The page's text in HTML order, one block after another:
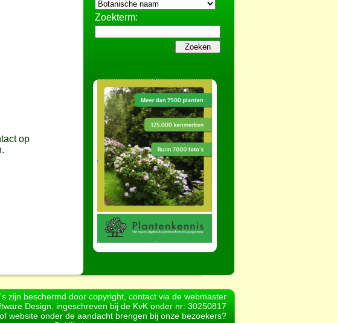
op
Zoekterm:
zijn beschermd door copyright, contact via de webmaster
Design, ingeschreven bij de KvK onder nr: 30250817
website onder de aandacht brengen bij onze bezoekers?